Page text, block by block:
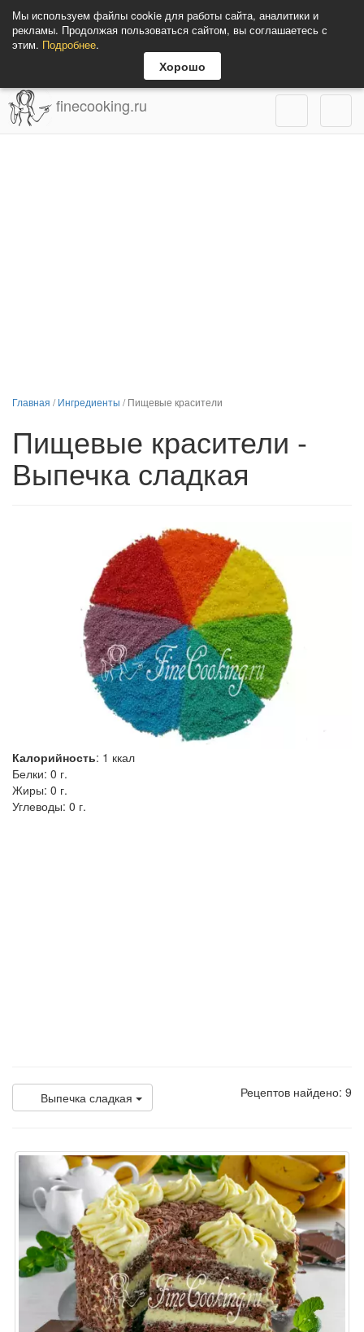
Мы используем файлы cookie для работы сайта, аналитики и
рекламы. Продолжая пользоваться сайтом, вы соглашаетесь с
этим. Подробнее.
Хорошо
finecooking.ru
Главная /Ингредиенты /Пищевые красители
Пищевые красители -
Выпечка сладкая
Калорийность: 1 ккал
Белки: 0 г.
Жиры: 0 г.
Углеводы: 0 г.
Выпечка сладкая Рецептов найдено: 9